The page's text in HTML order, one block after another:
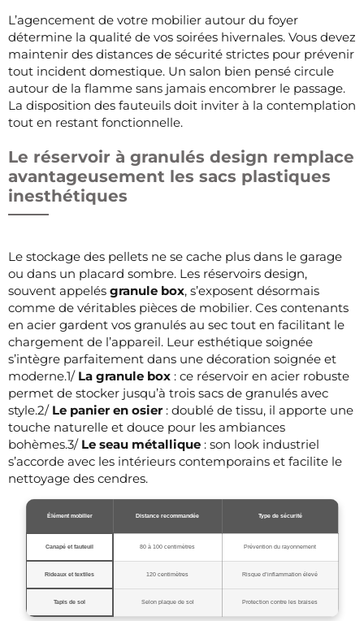
L’agencement de votre mobilier autour du foyer
détermine la qualité de vos soirées hivernales. Vous devez
maintenir des distances de sécurité strictes pour prévenir
tout incident domestique. Un salon bien pensé circule
autour de la flamme sans jamais encombrer le passage.
La disposition des fauteuils doit inviter à la contemplation
tout en restant fonctionnelle.
Le réservoir à granulés design remplace
avantageusement les sacs plastiques
inesthétiques
Le stockage des pellets ne se cache plus dans le garage
ou dans un placard sombre. Les réservoirs design,
souvent appelés granule box, s’exposent désormais
comme de véritables pièces de mobilier. Ces contenants
en acier gardent vos granulés au sec tout en facilitant le
chargement de l’appareil. Leur esthétique soignée
s’intègre parfaitement dans une décoration soignée et
moderne.1/ La granule box : ce réservoir en acier robuste
permet de stocker jusqu’à trois sacs de granulés avec
style.2/ Le panier en osier : doublé de tissu, il apporte une
touche naturelle et douce pour les ambiances
bohèmes.3/ Le seau métallique : son look industriel
s’accorde avec les intérieurs contemporains et facilite le
nettoyage des cendres.
Élément mobilier Distance recommandée Type de sécurité
Canapé et fauteuil 80 à 100 centimètres Prévention du rayonnement
Rideaux et textiles 120 centimètres Risque d’inflammation élevé
Tapis de sol Selon plaque de sol Protection contre les braises